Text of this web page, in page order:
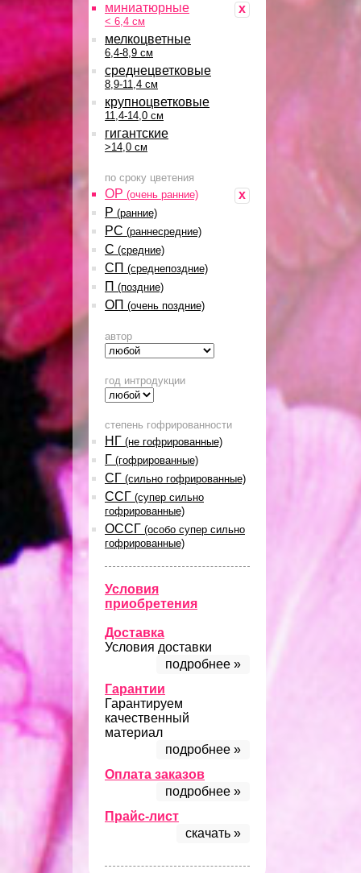
x
миниатюрные
< 6,4 см
мелкоцветные
6,4-8,9 см
среднецветковые
8,9-11,4 см
крупноцветковые
11,4-14,0 см
гигантские
>14,0 см
по сроку цветения
x
ОР (очень ранние)
Р (ранние)
РС (раннесредние)
С (средние)
СП (среднепоздние)
П (поздние)
ОП (очень поздние)
автор
год интродукции
степень гофрированности
НГ (не гофрированные)
Г (гофрированные)
СГ (сильно гофрированные)
ССГ (супер сильно
гофрированные)
ОССГ (особо супер сильно
гофрированные)
Условия
приобретения
Доставка
Условия доставки
подробнее »
Гарантии
Гарантируем
качественный
материал
подробнее »
Оплата заказов
подробнее »
Прайс-лист
скачать »